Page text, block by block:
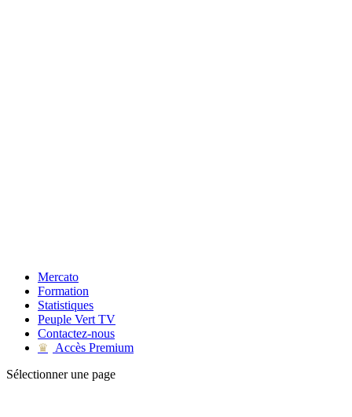
Mercato
Formation
Statistiques
Peuple Vert TV
Contactez-nous
♛
Accès Premium
Sélectionner une page